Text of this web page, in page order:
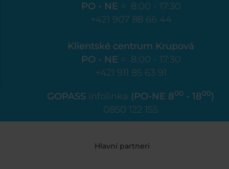
PO - NE = 8:00 - 17:30
+421 907 88 66 44
Klientské centrum Krupová
PO - NE = 8:00 - 17:30
+421 911 85 63 91
GOPASS infolinka (PO-NE 800 - 1800)
0850 122 155
Hlavní partneri